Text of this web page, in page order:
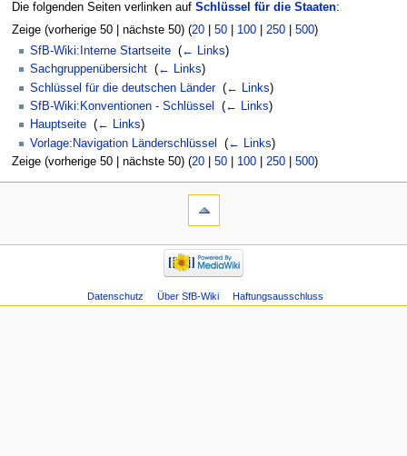
Die folgenden Seiten verlinken auf Schlüssel für die Staaten:
Zeige (vorherige 50 | nächste 50) (20| 50| 100| 250| 500)
SfB-Wiki:Interne Startseite (← Links)
Sachgruppenübersicht (← Links)
Schlüssel für die deutschen Länder‎ (← Links)
SfB-Wiki:Konventionen - Schlüssel
(← Links)
Hauptseite (← Links)
Vorlage:Navigation Länderschlüssel
(← Links)
Zeige (vorherige 50 | nächste 50) (20| 50| 100| 250| 500)
Datenschutz Über SfB-Wiki Haftungsausschluss